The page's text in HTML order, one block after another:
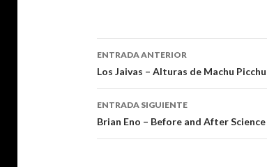
Navegación
de
entradas
ENTRADA ANTERIOR
Los Jaivas – Alturas de Machu
ENTRADA SIGUIENTE
Brian Eno – Before and After Science